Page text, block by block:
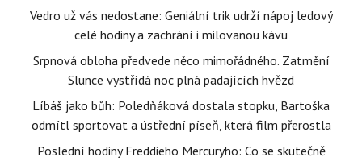
Vedro už vás nedostane: Geniální trik udrží nápoj ledový
celé hodiny a zachrání i milovanou kávu
Srpnová obloha předvede něco mimořádného. Zatmění
Slunce vystřídá noc plná padajících hvězd
Líbáš jako bůh: Poledňáková dostala stopku, Bartoška
odmítl sportovat a ústřední píseň, která film přerostla
Poslední hodiny Freddieho Mercuryho: Co se skutečně